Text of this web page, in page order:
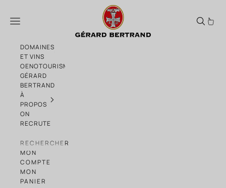
Château l'Hospitalet remporte le Grand
Menu
DOMAINES
ET VINS
OENOTOURISME
GÉRARD
BERTRAND
À
PROPOS
ON
RECRUTE
RECHERCHER
MON
COMPTE
MON
PANIER